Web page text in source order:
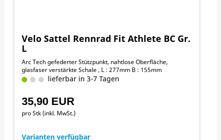
Velo Sattel Rennrad Fit Athlete BC Gr.
L
Arc Tech gefederter Stützpunkt, nahtlose Oberfläche,
glasfaser verstärkte Schale , L : 277mm B : 155mm
lieferbar in 3-7 Tagen
35,90 EUR
pro Stk (inkl. MwSt.)
Varianten verfügbar